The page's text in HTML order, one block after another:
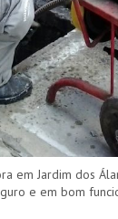
em Jardim dos
e em bom